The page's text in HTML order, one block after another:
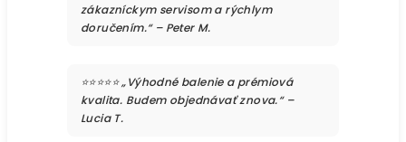
zákazníckym servisom a rýchlym
doručením.“ – Peter M.
⭐⭐⭐⭐⭐ „Výhodné balenie a prémiová
kvalita. Budem objednávať znova.“ –
Lucia T.